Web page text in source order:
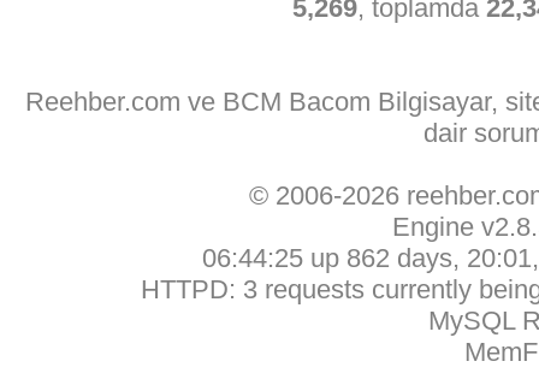
5,269, toplamda
Reehber.com ve BCM Bacom Bilgisayar,
dair
© 2006-2026
Engine
06:44:25 up 862 days,
HTTPD: 3 requests currently
MySQL